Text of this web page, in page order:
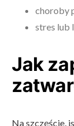
choroby
stres lub
Jak
Na szczęście,